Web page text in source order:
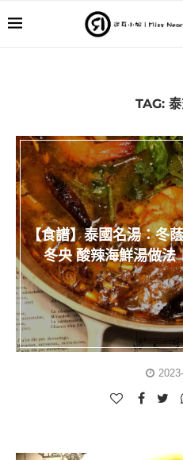
TAG:
【食譜】泰國名湯：冬
冬央 酸辣海鮮湯做法